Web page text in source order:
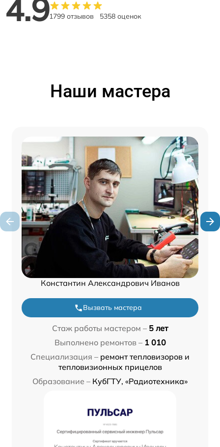
4.91799 отзывов 5358 оценок
Наши мастера
Константин Александрович Иванов
Вызвать мастера
Стаж работы мастером – 5 лет
Выполнено ремонтов – 1 010
Специализация – ремонт тепловизоров и
тепловизионных прицелов
Образование – КубГТУ, «Радиотехника»